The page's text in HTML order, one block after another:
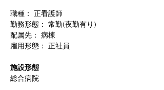
職種： 正看護師
勤務形態： 常勤(夜勤有り)
配属先： 病棟
雇用形態： 正社員
施設形態
総合病院